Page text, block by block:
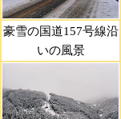
豪雪の国道157号線沿
いの風景